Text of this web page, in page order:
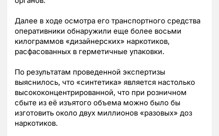
Далее в ходе осмотра его транспортного средства
оперативники обнаружили еще более восьми
килограммов «дизайнерских» наркотиков,
расфасованных в герметичные упаковки.
По результатам проведенной экспертизы
выяснилось, что «синтетика» является настолько
высококонцентрированной, что при розничном
сбыте из её изъятого объема можно было бы
изготовить около двух миллионов «разовых» доз
наркотиков.